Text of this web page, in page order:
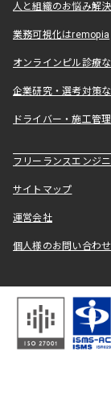
人と組織のお悩み解
業務可視化はremopia
オンラインピル診療
企業研究・選考対策
ドライバー・施工管
フリーランスエンジ
サイトマップ
運営会社
個人様のお問い合わせ